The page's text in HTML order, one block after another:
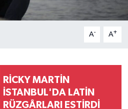
A- A+
RİCKY MARTİN
İSTANBUL'DA LATİN
RÜZGÂRLARI ESTİRDİ